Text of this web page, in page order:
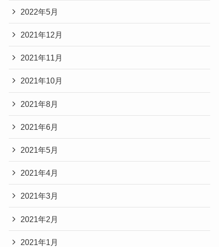
2022年5月
2021年12月
2021年11月
2021年10月
2021年8月
2021年6月
2021年5月
2021年4月
2021年3月
2021年2月
2021年1月